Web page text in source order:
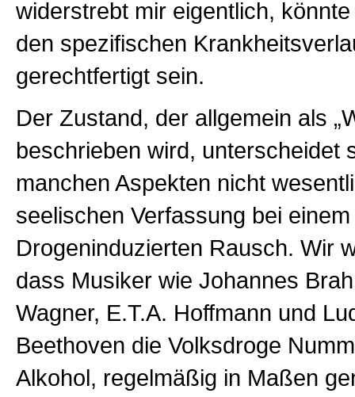
widerstrebt mir eigentlich,
den spezifischen
gerechtfertigt sein.
Der Zustand, der allgemein als
beschrieben wird, unterscheidet
manchen Aspekten nicht
seelischen Verfassung bei einem
Drogeninduzierten Rausch. Wir
dass Musiker wie Johannes
Wagner, E.T.A. Hoffmann und
Beethoven die Volksdroge
Alkohol, regelmäßig in Maßen